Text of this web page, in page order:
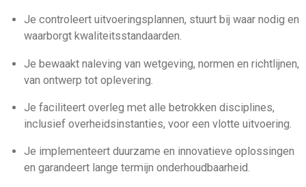
Je controleert uitvoeringsplannen, stuurt bij waar nodig en
waarborgt kwaliteitsstandaarden.
Je bewaakt naleving van wetgeving, normen en richtlijnen,
van ontwerp tot oplevering.
Je faciliteert overleg met alle betrokken disciplines,
inclusief overheidsinstanties, voor een vlotte uitvoering.
Je implementeert duurzame en innovatieve oplossingen
en garandeert lange termijn onderhoudbaarheid.